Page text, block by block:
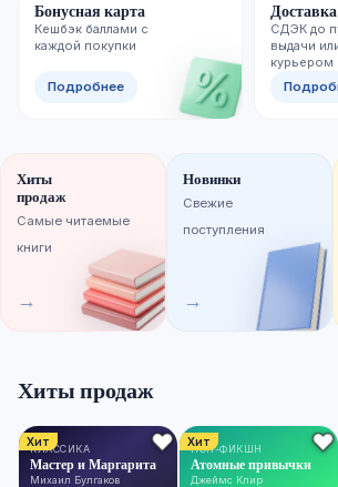
Бонусная карта
Кешбэк баллами с
каждой покупки
Подробнее
СДЭК до
выдачи
курьером
Хиты
продаж
Самые читаемые
книги
→
Новинки
Свежие
поступления
→
Хиты продаж
Хит
КЛАССИКА
Мастер и Маргарита
Михаил Булгаков
Хит
НОН-ФИКШН
Атомные привычки
Джеймс Клир